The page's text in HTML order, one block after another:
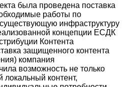
была проведена поставка
работы по
инфраструктуру
концепции ЕСДК
Контента
защищенного контента
компания
возможность не только
локальный контент,